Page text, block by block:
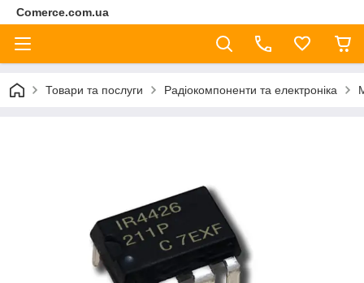
Comerce.com.ua
Товари та послуги Радіокомпоненти та електроніка